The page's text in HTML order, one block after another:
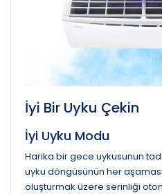
İyi Bir Uyku Çekin
İyi Uyku Modu
Harika bir gece uykusunun
uyku döngüsünün her
oluşturmak üzere serinliği